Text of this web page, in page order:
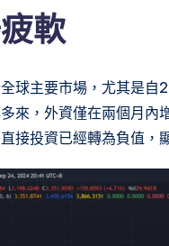
軟
球主要市場，尤其是
來，外資僅在兩個月內
接投資已經轉為負值，